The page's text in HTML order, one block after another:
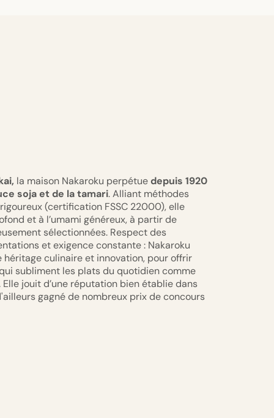
la maison Nakaroku perpétuedepuis 1920
soja et de la tamari. Alliant méthodes
(certification FSSC 22000), elle
et à l’umami généreux, à partir de
sélectionnées. Respect des
et exigence constante : Nakaroku
héritage culinaire et innovation, pour offrir
subliment les plats du quotidien comme
jouit d’une réputation bien établie dans
gagné de nombreux prix de concours